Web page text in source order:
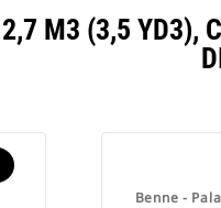
M3 (3,5 YD3),
Benne - Pala